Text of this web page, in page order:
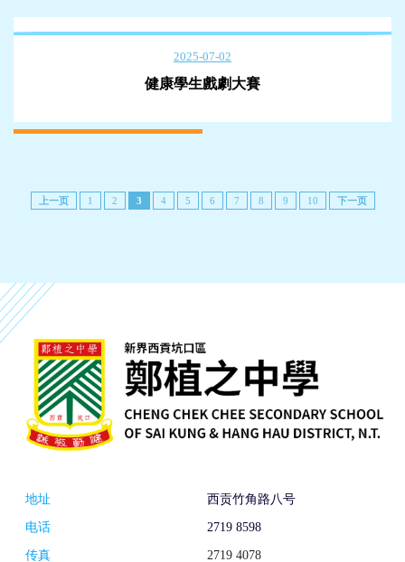
2025-07-02
健康學生戲劇大賽
上一页 1 2 3 4 5 6 7 8 9 10 下一页
地址
西贡竹角路八号
电话
2719 8598
传真
2719 4078